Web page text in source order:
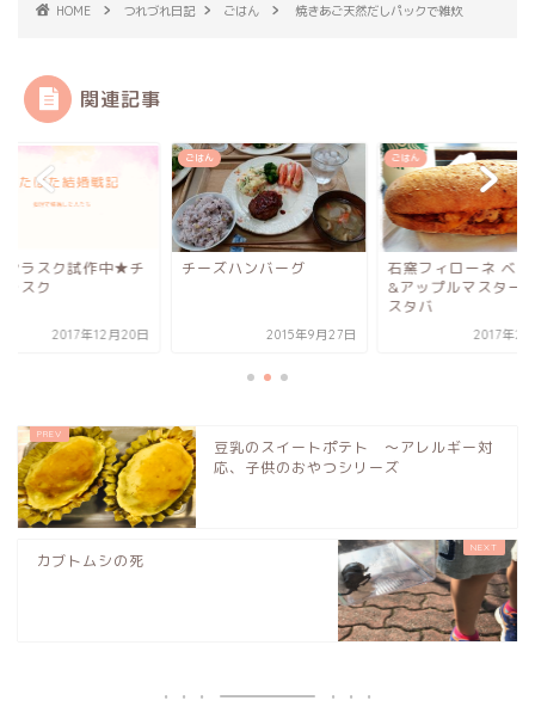
HOME つれづれ日記 ごはん 焼きあご天然だしパックで雑炊
関連記事
ンラスク試作中★チ
ラスク
2017年12月20日
ごはん
チーズハンバーグ
2015年9月27日
ごはん
石窯フィローネ ベ
&アップルマスター
スタバ
2017年2
豆乳のスイートポテト 〜アレルギー対
応、子供のおやつシリーズ
カブトムシの死